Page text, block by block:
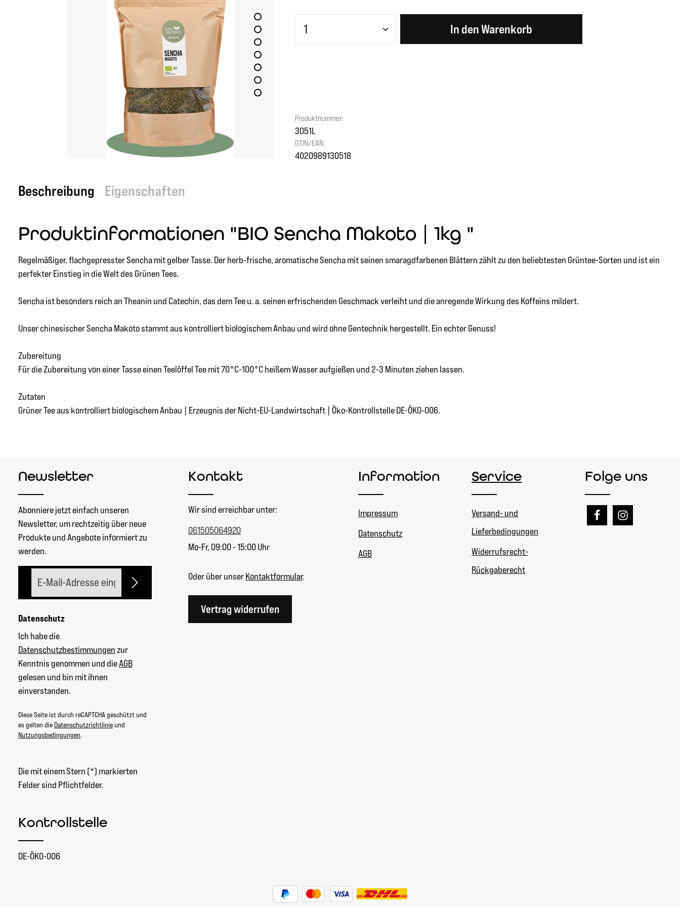
Produkt Anzahl: Gib den gewünschten Wert ein oder benutze die Schaltflächen
In den Warenkorb
Produktnummer:
3051L
GTIN/EAN:
4020989130518
Beschreibung Eigenschaften
Produktinformationen "BIO Sencha Makoto | 1kg "
Regelmäßiger, flachgepresster Sencha mit gelber Tasse. Der herb-frische, aromatische Sencha mit seinen smaragdfarbenen Blättern zählt zu den beliebtesten Grüntee-Sorten und ist ein
perfekter Einstieg in die Welt des Grünen Tees.
Sencha ist besonders reich an Theanin und Catechin, das dem Tee u. a. seinen erfrischenden Geschmack verleiht und die anregende Wirkung des Koffeins mildert.
Unser chinesischer Sencha Makoto stammt aus kontrolliert biologischem Anbau und wird ohne Gentechnik hergestellt. Ein echter Genuss!
Zubereitung
Für die Zubereitung von einer Tasse einen Teelöffel Tee mit 70°C-100°C heißem Wasser aufgießen und 2-3 Minuten ziehen lassen.
Zutaten
Grüner Tee aus kontrolliert biologischem Anbau | Erzeugnis der Nicht-EU-Landwirtschaft | Öko-Kontrollstelle DE-ÖKO-006.
Newsletter
Abonniere jetzt einfach unseren
Newsletter, um rechtzeitig über neue
Produkte und Angebote informiert zu
werden.
Datenschutz
Ich habe die
Datenschutzbestimmungenzur
Kenntnis genommen und dieAGB
gelesen und bin mit ihnen
einverstanden.
Diese Seite ist durch reCAPTCHA geschützt und
es gelten die Datenschutzrichtlinieund
Nutzungsbedingungen.
Die mit einem Stern (*) markierten
Felder sind Pflichtfelder.
Kontakt
Wir sind erreichbar unter:
061505064920
Mo-Fr, 09:00 - 15:00 Uhr
Oder über unserKontaktformular.
Vertrag widerrufen
Information
Impressum
Datenschutz
AGB
Service
Versand- und
Lieferbedingungen
Widerrufsrecht-
Rückgaberecht
Folge uns
Kontrollstelle
DE-ÖKO-006